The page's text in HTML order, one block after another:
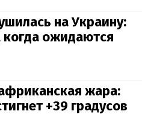
на Украину:
когда ожидаются
жара:
+39 градусов